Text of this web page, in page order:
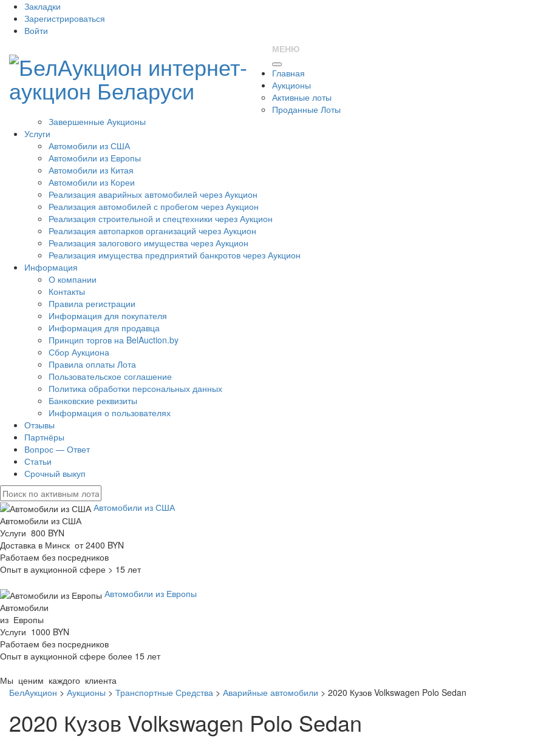
Закладки
Зарегистрироваться
Войти
МЕНЮ
Главная
Аукционы
Активные лоты
Проданные Лоты
Завершенные Аукционы
Услуги
Автомобили из США
Автомобили из Европы
Автомобили из Китая
Автомобили из Кореи
Реализация аварийных автомобилей через Аукцион
Реализация автомобилей с пробегом через Аукцион
Реализация строительной и спецтехники через Аукцион
Реализация автопарков организаций через Аукцион
Реализация залогового имущества через Аукцион
Реализация имущества предприятий банкротов через Аукцион
Информация
О компании
Контакты
Правила регистрации
Информация для покупателя
Информация для продавца
Принцип торгов на BelAuction.by
Сбор Аукциона
Правила оплаты Лота
Пользовательское соглашение
Политика обработки персональных данных
Банковские реквизиты
Информация о пользователях
Отзывы
Партнёры
Вопрос — Ответ
Статьи
Срочный выкуп
Автомобили из США
Автомобили из США
Услуги 800 BYN
Доставка в Минск от 2400 BYN
Работаем без посредников
Опыт в аукционной сфере > 15 лет
Автомобили из Европы
Автомобили
из Европы
Услуги 1000 BYN
Работаем без посредников
Опыт в аукционной сфере более 15 лет
Мы ценим каждого клиента
БелАукцион > Аукционы > Транспортные Средства > Аварийные автомобили > 2020 Кузов Volkswagen Polo Sedan
2020 Кузов Volkswagen Polo Sedan